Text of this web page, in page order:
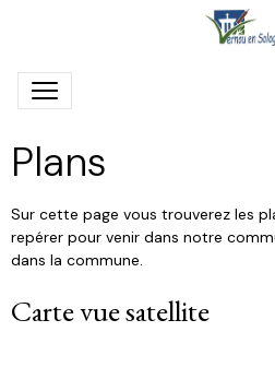
Plans
Sur cette page vous trouverez les
repérer pour venir dans notre
dans la commune.
Carte vue satellite